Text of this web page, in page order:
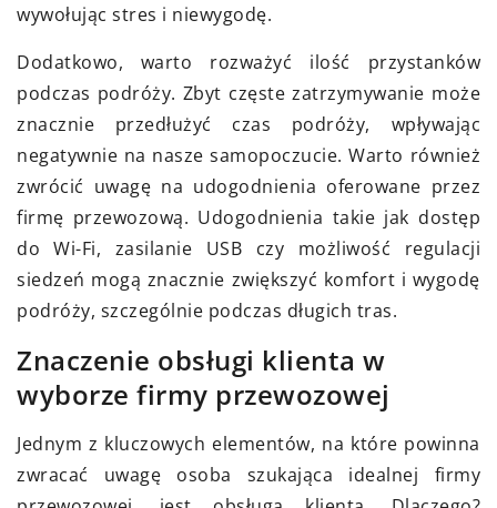
wywołując stres i niewygodę.
Dodatkowo, warto rozważyć ilość przystanków
podczas podróży. Zbyt częste zatrzymywanie może
znacznie przedłużyć czas podróży, wpływając
negatywnie na nasze samopoczucie. Warto również
zwrócić uwagę na udogodnienia oferowane przez
firmę przewozową. Udogodnienia takie jak dostęp
do Wi-Fi, zasilanie USB czy możliwość regulacji
siedzeń mogą znacznie zwiększyć komfort i wygodę
podróży, szczególnie podczas długich tras.
Znaczenie obsługi klienta w
wyborze firmy przewozowej
Jednym z kluczowych elementów, na które powinna
zwracać uwagę osoba szukająca idealnej firmy